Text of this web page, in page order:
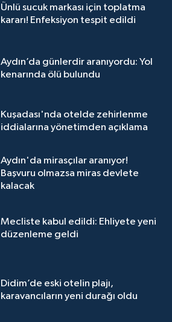
Ünlü sucuk markası için toplatma
kararı! Enfeksiyon tespit edildi
Aydın’da günlerdir aranıyordu: Yol
kenarında ölü bulundu
Kuşadası'nda otelde zehirlenme
iddialarına yönetimden açıklama
Aydın'da mirasçılar aranıyor!
Başvuru olmazsa miras devlete
kalacak
Mecliste kabul edildi: Ehliyete yeni
düzenleme geldi
Didim’de eski otelin plajı,
karavancıların yeni durağı oldu